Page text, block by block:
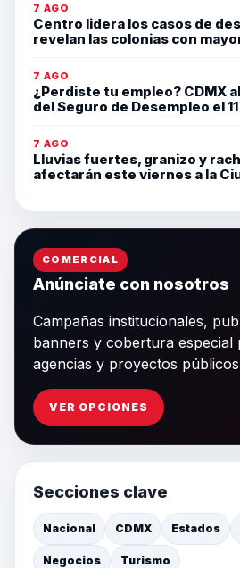
7 AGO
Centro lidera los casos de
revelan las colonias con
7 AGO
¿Perdiste tu empleo? CDMX
del Seguro de Desempleo el
7 AGO
Lluvias fuertes, granizo y
afectarán este viernes a la
COMERCIAL
Anúnciate con nosotros
Campañas institucionales,
banners y cobertura especial
agencias y proyectos
VER OPCIONES
Secciones clave
Nacional CDMX Estados
Negocios Turismo